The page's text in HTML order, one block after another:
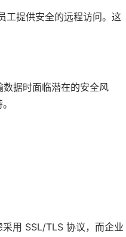
工提供安全的远程访问。这
据时面临潜在的安全风
用 SSL/TLS 协议，而企业